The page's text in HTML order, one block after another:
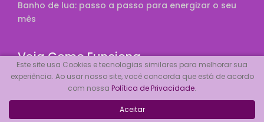
Banho de lua: passo a passo para energizar o seu
mês
Veja Como Funciona
de
Este site usa Cookies e tecnologias similares para melhorar sua
experiência. Ao usar nosso site, você concorda que está de acordo
com nossa Política de Privacidade.
Aceitar